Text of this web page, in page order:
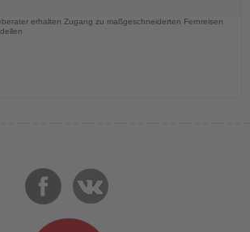
erhalten Zugang zu maßgeschneiderten Fernreisen